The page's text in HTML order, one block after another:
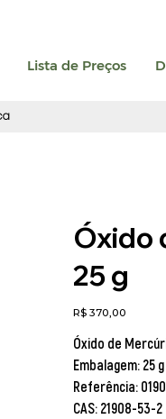
Lista de Preços
Óxido
25 g
Preço
R$ 370,00
Óxido de
Embalagem:25 g
Referência:
CAS:21908-53-2